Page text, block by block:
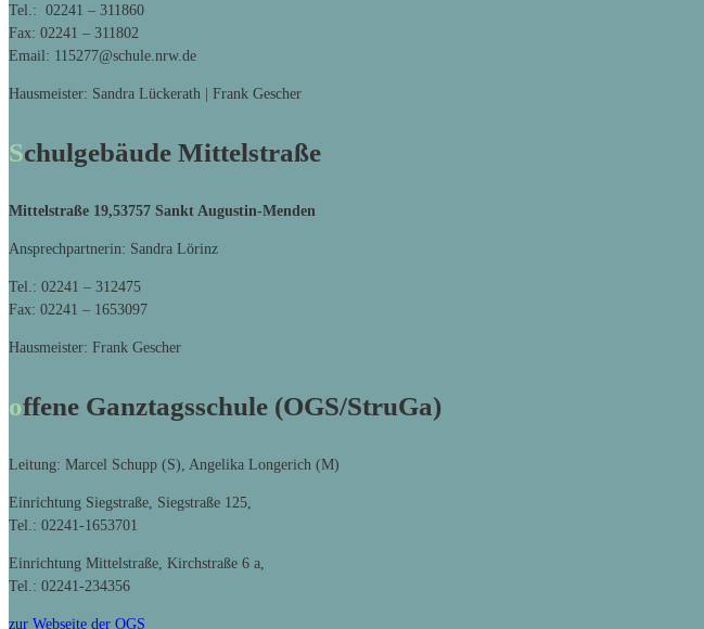
Tel.: 02241 – 311860
Fax: 02241 – 311802
Email: 115277@schule.nrw.de
Hausmeister: Sandra Lückerath | Frank Gescher
Schulgebäude Mittelstraße
Mittelstraße 19,53757 Sankt Augustin-Menden
Ansprechpartnerin: Sandra Lörinz
Tel.: 02241 – 312475
Fax: 02241 – 1653097
Hausmeister: Frank Gescher
offene Ganztagsschule (OGS/StruGa)
Leitung: Marcel Schupp (S), Angelika Longerich (M)
Einrichtung Siegstraße, Siegstraße 125,
Tel.: 02241-1653701
Einrichtung Mittelstraße, Kirchstraße 6 a,
Tel.: 02241-234356
zur Webseite der OGS